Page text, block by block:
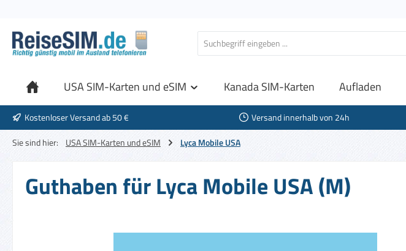
USA SIM-Karten und eSIM Kanada SIM-Karten Aufladen
Kostenloser Versand ab 50 € Versand innerhalb von 24h
Sie sind hier:
USA SIM-Karten und eSIM Lyca Mobile USA
Guthaben für Lyca Mobile USA (M)